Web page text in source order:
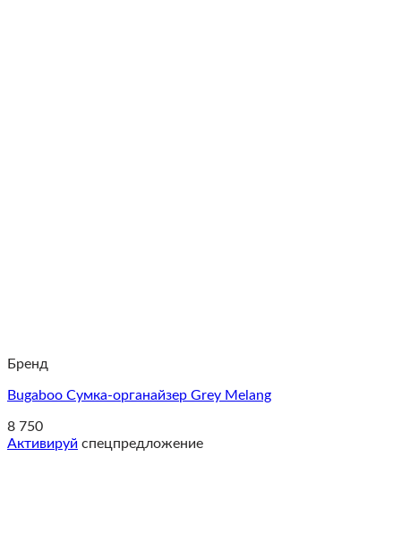
Бренд
Bugaboo Сумка-органайзер Grey Melang
8 750
Активируй спецпредложение